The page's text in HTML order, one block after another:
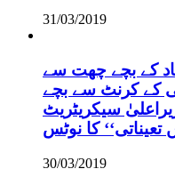
31/03/2019
کے بچے چھت سے
کے کرنٹ سے بچے
سیکریٹریٹ
تعیناتی‘‘ کا نوٹس
30/03/2019